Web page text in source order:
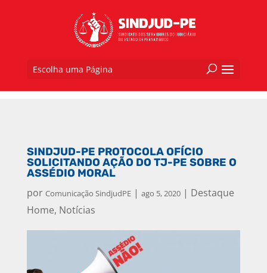
Escolha uma Página
SINDJUD-PE PROTOCOLA OFÍCIO
SOLICITANDO AÇÃO DO TJ-PE SOBRE O
ASSÉDIO MORAL
por Comunicação SindjudPE| ago 5, 2020| Destaque
Home, Notícias